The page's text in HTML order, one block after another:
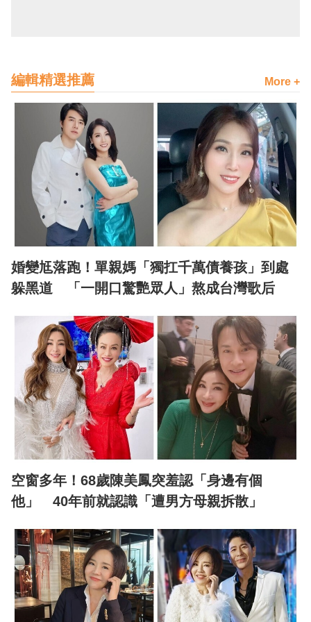
編輯精選推薦 More +
婚變尪落跑！單親媽「獨扛千萬債養孩」到處
躲黑道 「一開口驚艷眾人」熬成台灣歌后
空窗多年！68歲陳美鳳突羞認「身邊有個
他」 40年前就認識「遭男方母親拆散」